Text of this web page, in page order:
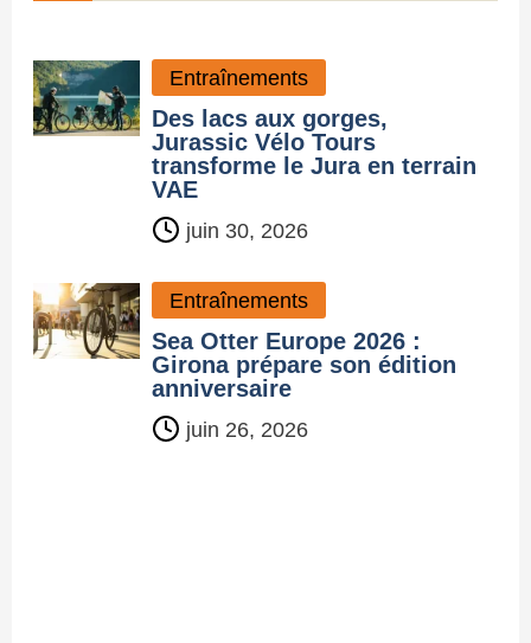
Entraînements
Des lacs aux gorges,
Jurassic Vélo Tours
transforme le Jura en terrain
VAE
juin 30, 2026
Entraînements
Sea Otter Europe 2026 :
Girona prépare son édition
anniversaire
juin 26, 2026